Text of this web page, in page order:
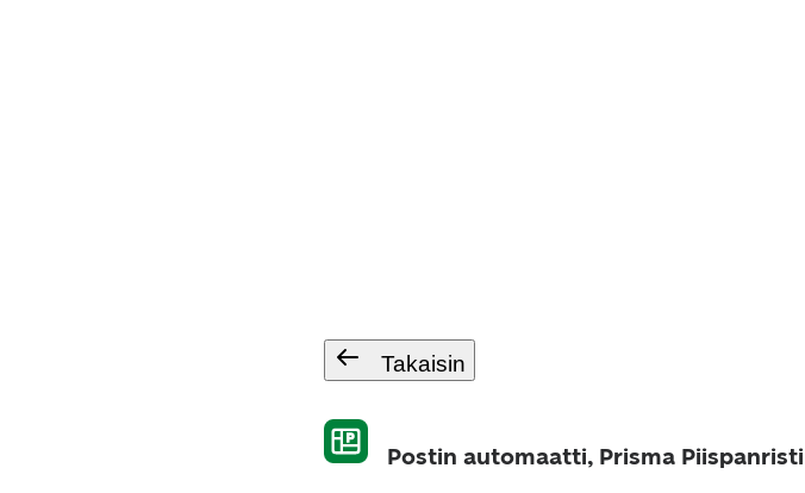
Takaisin
Postin automaatti, Prisma Piispanristi